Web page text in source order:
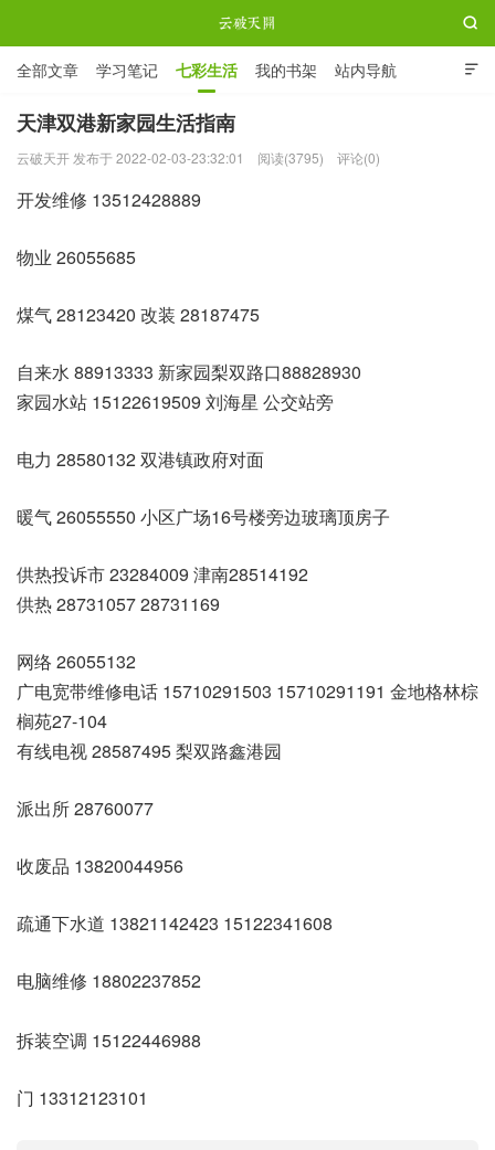

全部文章 学习笔记 七彩生活 我的书架 站内导航
ABOUT ME

天津双港新家园生活指南
云破天开 发布于 2022-02-03-23:32:01 阅读(3795) 评论(0)
开发维修 13512428889
物业 26055685
煤气 28123420 改装 28187475
自来水 88913333 新家园梨双路口88828930
家园水站 15122619509 刘海星 公交站旁
电力 28580132 双港镇政府对面
暖气 26055550 小区广场16号楼旁边玻璃顶房子
供热投诉市 23284009 津南28514192
供热 28731057 28731169
网络 26055132
广电宽带维修电话 15710291503 15710291191 金地格林棕
榈苑27-104
有线电视 28587495 梨双路鑫港园
派出所 28760077
收废品 13820044956
疏通下水道 13821142423 15122341608
电脑维修 18802237852
拆装空调 15122446988
门 13312123101